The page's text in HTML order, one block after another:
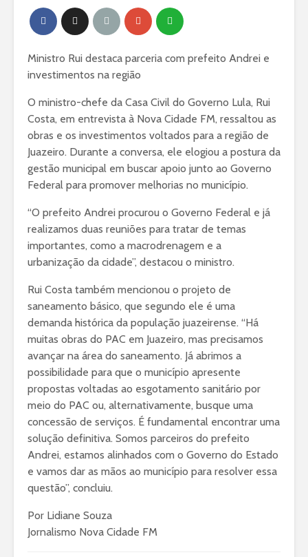
Ministro Rui destaca parceria com prefeito Andrei e
investimentos na região
O ministro-chefe da Casa Civil do Governo Lula, Rui
Costa, em entrevista à Nova Cidade FM, ressaltou as
obras e os investimentos voltados para a região de
Juazeiro. Durante a conversa, ele elogiou a postura da
gestão municipal em buscar apoio junto ao Governo
Federal para promover melhorias no município.
“O prefeito Andrei procurou o Governo Federal e já
realizamos duas reuniões para tratar de temas
importantes, como a macrodrenagem e a
urbanização da cidade”, destacou o ministro.
Rui Costa também mencionou o projeto de
saneamento básico, que segundo ele é uma
demanda histórica da população juazeirense. “Há
muitas obras do PAC em Juazeiro, mas precisamos
avançar na área do saneamento. Já abrimos a
possibilidade para que o município apresente
propostas voltadas ao esgotamento sanitário por
meio do PAC ou, alternativamente, busque uma
concessão de serviços. É fundamental encontrar uma
solução definitiva. Somos parceiros do prefeito
Andrei, estamos alinhados com o Governo do Estado
e vamos dar as mãos ao município para resolver essa
questão”, concluiu.
Por Lidiane Souza
Jornalismo Nova Cidade FM